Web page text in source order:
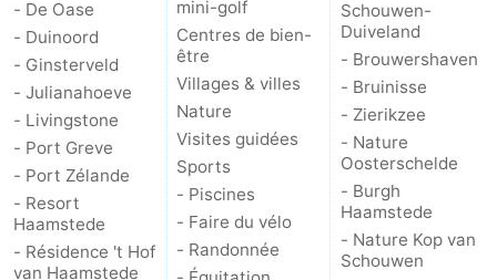
Zierikzee
-
Nature
Oosterschelde
Haamstede
Nature
Kop
Walcheren
-
- De Oase
- Duinoord
- Ginsterveld
- Julianahoeve
- Livingstone
- Port Greve
- Port Zélande
- Resort
Haamstede
- Résidence 't Hof
van Haamstede
mini-golf
Centres de bien-
être
Villages & villes
Nature
Visites guidées
Sports
- Piscines
- Faire du vélo
- Randonnée
Schouwen-
Duiveland
- Brouwershaven
- Bruinisse
- Zierikzee
- Nature
Oosterschelde
- Burgh
Haamstede
- Nature Kop van
Schouwen